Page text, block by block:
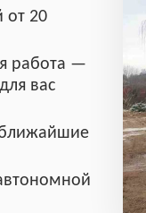
от 20
работа —
вас
ближайшие